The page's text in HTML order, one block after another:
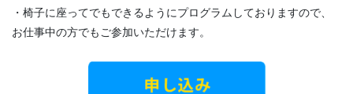
・椅子に座ってでもできるようにプログラムしておりますので、
お仕事中の方でもご参加いただけます。